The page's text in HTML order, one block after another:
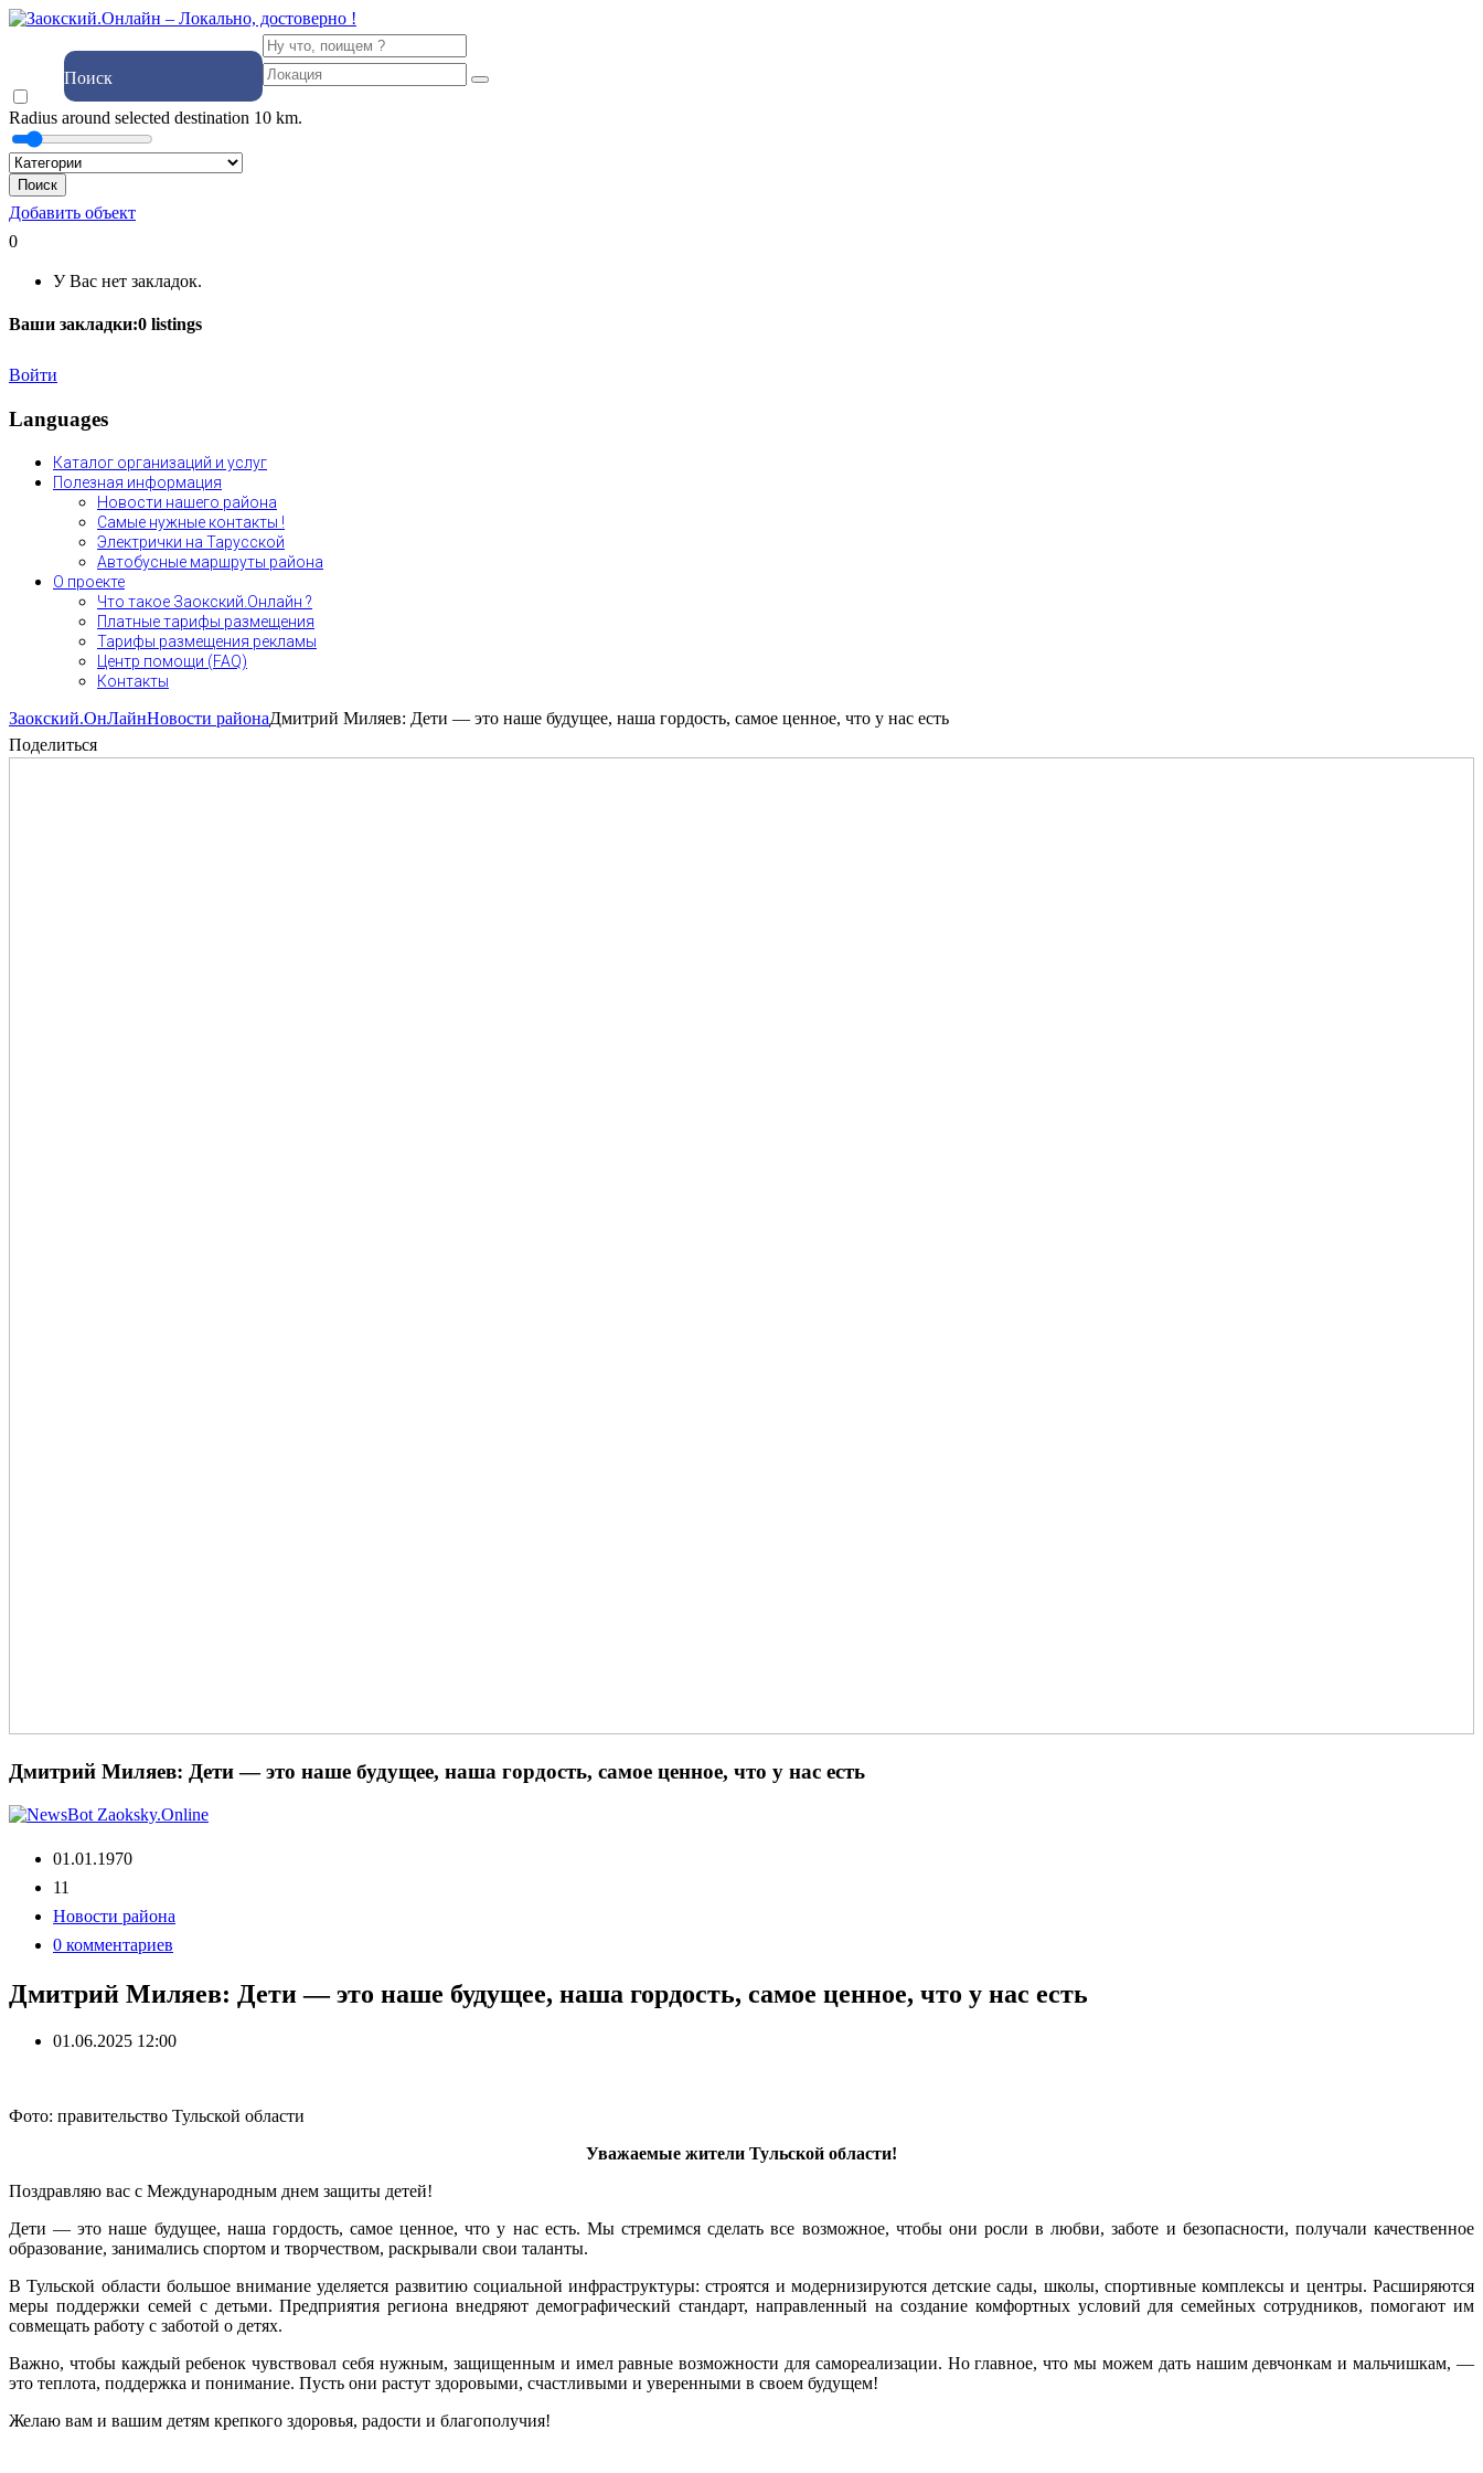
Поиск
Radius around selected destination 10 km.
Поиск
Добавить объект
0
У Вас нет закладок.
Ваши закладки:0 listings
Войти
Languages
Каталог организаций и услуг
Полезная информация
Новости нашего района
Самые нужные контакты !
Электрички на Тарусской
Автобусные маршруты района
О проекте
Что такое Заокский.Онлайн ?
Платные тарифы размещения
Тарифы размещения рекламы
Центр помощи (FAQ)
Контакты
Заокский.ОнЛайнНовости районаДмитрий Миляев: Дети — это наше будущее, наша гордость, самое ценное, что у нас есть
Поделиться
Дмитрий Миляев: Дети — это наше будущее, наша гордость, самое ценное, что у нас есть
01.01.1970
11
Новости района
0 комментариев
Дмитрий Миляев: Дети — это наше будущее, наша гордость, самое ценное, что у нас есть
01.06.2025 12:00
Фото: правительство Тульской области
Уважаемые жители Тульской области!
Поздравляю вас с Международным днем защиты детей!
Дети — это наше будущее, наша гордость, самое ценное, что у нас есть. Мы стремимся сделать все возможное, чтобы они росли в любви, заботе и безопасности, получали качественное
образование, занимались спортом и творчеством, раскрывали свои таланты.
В Тульской области большое внимание уделяется развитию социальной инфраструктуры: строятся и модернизируются детские сады, школы, спортивные комплексы и центры. Расширяются
меры поддержки семей с детьми. Предприятия региона внедряют демографический стандарт, направленный на создание комфортных условий для семейных сотрудников, помогают им
совмещать работу с заботой о детях.
Важно, чтобы каждый ребенок чувствовал себя нужным, защищенным и имел равные возможности для самореализации. Но главное, что мы можем дать нашим девчонкам и мальчишкам, —
это теплота, поддержка и понимание. Пусть они растут здоровыми, счастливыми и уверенными в своем будущем!
Желаю вам и вашим детям крепкого здоровья, радости и благополучия!